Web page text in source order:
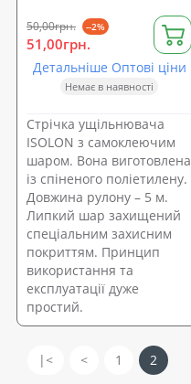
50,00грн. --2%
51,00грн.
Детальніше Оптові ціни
Немає в наявності
Стрічка ущільнювача
ISOLON з самоклеючим
шаром. Вона виготовлена
із спіненого поліетилену.
Довжина рулону – 5 м.
Липкий шар захищений
спеціальним захисним
покриттям. Принцип
використання та
експлуатації дуже
простий.
|< < 1 2